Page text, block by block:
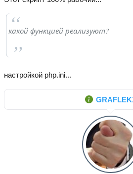
какой функцией реализуют?
настройкой php.ini...